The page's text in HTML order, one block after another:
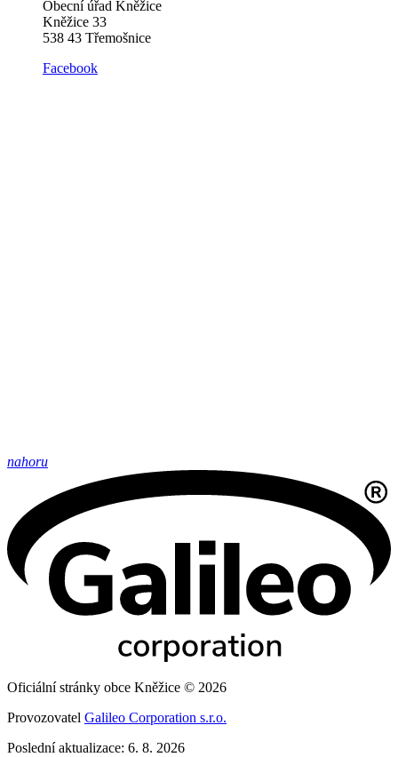
Obecní úřad Kněžice
Kněžice 33
538 43 Třemošnice
Facebook
nahoru
Oficiální stránky obce Kněžice © 2026
Provozovatel Galileo Corporation s.r.o.
Poslední aktualizace: 6. 8. 2026